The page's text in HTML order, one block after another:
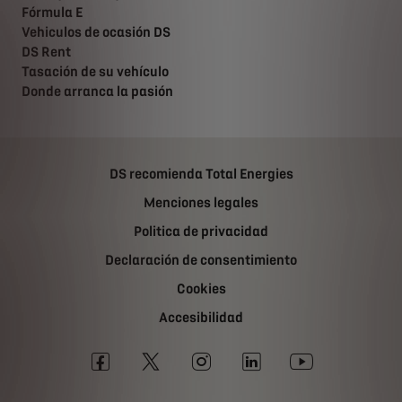
Fórmula E
Vehiculos de ocasión DS
DS Rent
Tasación de su vehículo
Donde arranca la pasión
DS recomienda Total Energies
Menciones legales
Politica de privacidad
Declaración de consentimiento
Cookies
Accesibilidad